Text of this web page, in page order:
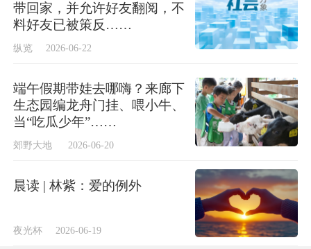
带回家，并允许好友翻阅，不
料好友已被策反……
纵览 2026-06-22
端午假期带娃去哪嗨？来廊下
生态园编龙舟门挂、喂小牛、
当“吃瓜少年”……
郊野大地 2026-06-20
晨读 | 林紫：爱的例外
夜光杯 2026-06-19